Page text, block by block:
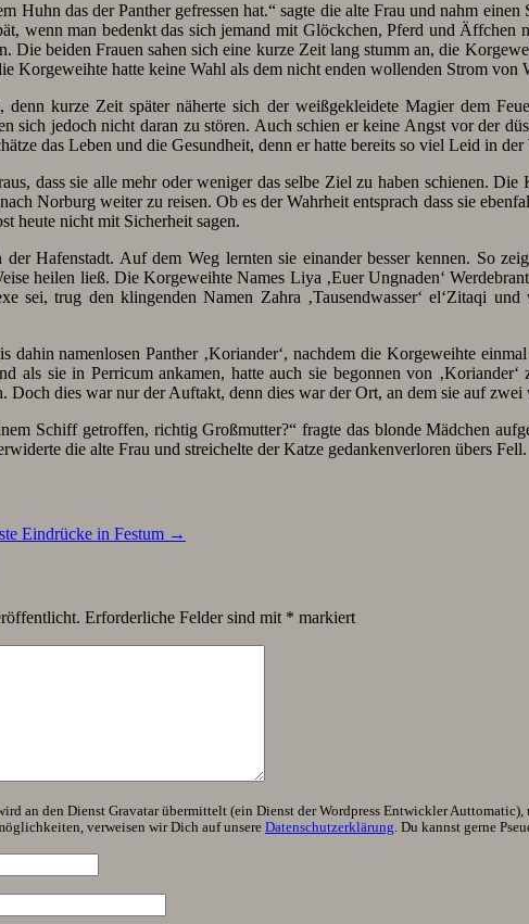
Huhn das der Panther gefressen hat.“ sagte die alte Frau und nahm
wenn man bedenkt das sich jemand mit Glöckchen, Pferd und
Die beiden Frauen sahen sich eine kurze Zeit lang stumm an, die
Korgeweihte hatte keine Wahl als dem nicht enden wollenden Strom
kurze Zeit später näherte sich der weißgekleidete Magier dem
sich jedoch nicht daran zu stören. Auch schien er keine Angst vor der
das Leben und die Gesundheit, denn er hatte bereits so viel Leid in
dass sie alle mehr oder weniger das selbe Ziel zu haben schienen.
Norburg weiter zu reisen. Ob es der Wahrheit entsprach dass sie
heute nicht mit Sicherheit sagen.
der Hafenstadt. Auf dem Weg lernten sie einander besser kennen. So
heilen ließ. Die Korgeweihte Names Liya ‚Euer Ungnaden‘
sei, trug den klingenden Namen Zahra ‚Tausendwasser‘ el‘Zitaqi
dahin namenlosen Panther ‚Koriander‘, nachdem die Korgeweihte
als sie in Perricum ankamen, hatte auch sie begonnen von
Doch dies war nur der Auftakt, denn dies war der Ort, an dem sie auf
Schiff getroffen, richtig Großmutter?“ fragte das blonde Mädchen
die alte Frau und streichelte der Katze gedankenverloren übers Fell.
Eindrücke in Festum →
Erforderliche Felder sind mit * markiert
an den Dienst Gravatar übermittelt (ein Dienst der Wordpress Entwickler
verweisen wir Dich auf unsere Datenschutzerklärung. Du kannst gerne